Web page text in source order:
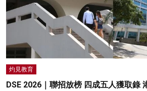
灼見教育
DSE 2026｜聯招放榜 四成五人獲取錄